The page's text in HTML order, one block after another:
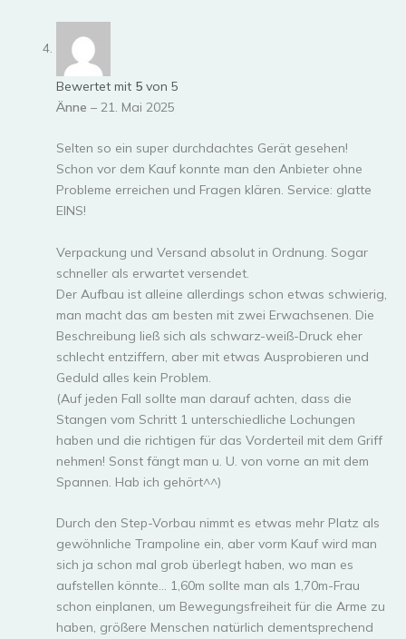
Bewertet mit 5 von 5
Änne – 21. Mai 2025
Selten so ein super durchdachtes Gerät gesehen!
Schon vor dem Kauf konnte man den Anbieter ohne
Probleme erreichen und Fragen klären. Service: glatte
EINS!
Verpackung und Versand absolut in Ordnung. Sogar
schneller als erwartet versendet.
Der Aufbau ist alleine allerdings schon etwas schwierig,
man macht das am besten mit zwei Erwachsenen. Die
Beschreibung ließ sich als schwarz-weiß-Druck eher
schlecht entziffern, aber mit etwas Ausprobieren und
Geduld alles kein Problem.
(Auf jeden Fall sollte man darauf achten, dass die
Stangen vom Schritt 1 unterschiedliche Lochungen
haben und die richtigen für das Vorderteil mit dem Griff
nehmen! Sonst fängt man u. U. von vorne an mit dem
Spannen. Hab ich gehört^^)
Durch den Step-Vorbau nimmt es etwas mehr Platz als
gewöhnliche Trampoline ein, aber vorm Kauf wird man
sich ja schon mal grob überlegt haben, wo man es
aufstellen könnte… 1,60m sollte man als 1,70m-Frau
schon einplanen, um Bewegungsfreiheit für die Arme zu
haben, größere Menschen natürlich dementsprechend